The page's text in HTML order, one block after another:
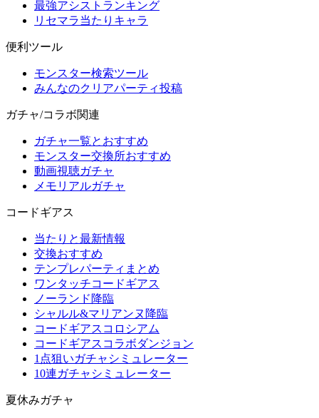
最強アシストランキング
リセマラ当たりキャラ
便利ツール
モンスター検索ツール
みんなのクリアパーティ投稿
ガチャ/コラボ関連
ガチャ一覧とおすすめ
モンスター交換所おすすめ
動画視聴ガチャ
メモリアルガチャ
コードギアス
当たりと最新情報
交換おすすめ
テンプレパーティまとめ
ワンタッチコードギアス
ノーランド降臨
シャルル&マリアンヌ降臨
コードギアスコロシアム
コードギアスコラボダンジョン
1点狙いガチャシミュレーター
10連ガチャシミュレーター
夏休みガチャ